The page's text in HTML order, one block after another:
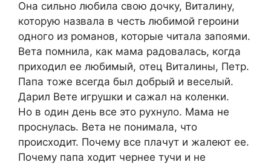
Она сильно любила свою дочку, Виталину,
которую назвала в честь любимой героини
одного из романов, которые читала запоями.
Вета помнила, как мама радовалась, когда
приходил ее любимый, отец Виталины, Петр.
Папа тоже всегда был добрый и веселый.
Дарил Вете игрушки и сажал на коленки.
Но в один день все это рухнуло. Мама не
проснулась. Вета не понимала, что
происходит. Почему все плачут и жалеют ее.
Почему папа ходит чернее тучи и не